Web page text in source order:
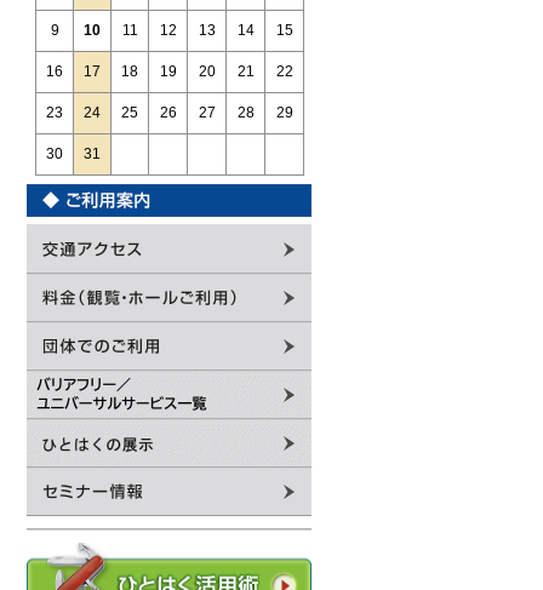
9 10 11 12 13 14 15
16 17 18 19 20 21 22
23 24 25 26 27 28 29
30 31